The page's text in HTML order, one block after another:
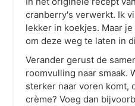
cranberry's verwerkt. Ik
lekker in koekjes. Maar
om deze weg te laten in
Verander gerust de
roomvulling naar smaak.
sterker naar voren komt,
crème? Voeg dan